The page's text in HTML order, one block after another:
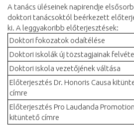
A tanács üléseinek napirendje
doktori tanácsoktól beérkezett
ki. A leggyakoribb előterjesztések:
Doktori fokozatok odaítélése
Doktori iskolák új tözstagjainak
Doktori iskola vezetőjének váltása
Előterjesztés Dr. Honoris Causa
címre
Előterjesztés Pro Laudanda
kitüntető címre